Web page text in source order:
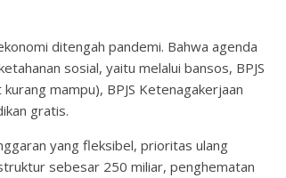
ditengah pandemi. Bahwa agenda
sosial, yaitu melalui bansos, BPJS
mampu), BPJS Ketenagakerjaan
gratis.
yang fleksibel, prioritas ulang
sebesar 250 miliar, penghematan